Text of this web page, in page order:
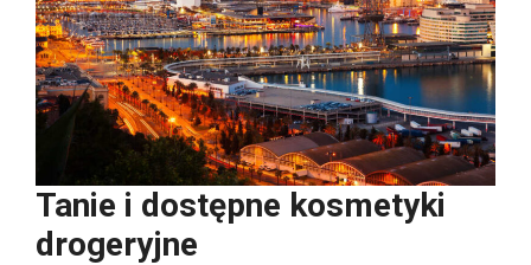
Tanie i dostępne kosmetyki
drogeryjne